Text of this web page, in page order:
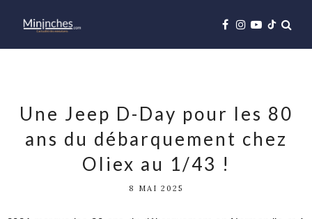
Une Jeep D-Day pour les 80
ans du débarquement chez
Oliex au 1/43 !
8 MAI 2025